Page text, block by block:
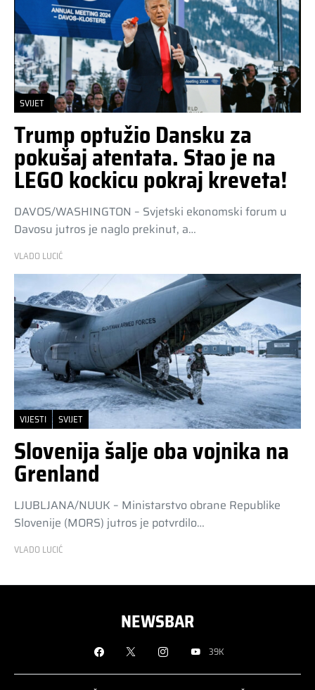
SVIJET
Trump optužio Dansku za
pokušaj atentata. Stao je na
LEGO kockicu pokraj kreveta!
DAVOS/WASHINGTON – Svjetski ekonomski forum u
Davosu jutros je naglo prekinut, a…
VLADO LUCIĆ
VIJESTI SVIJET
Slovenija šalje oba vojnika na
Grenland
LJUBLJANA/NUUK – Ministarstvo obrane Republike
Slovenije (MORS) jutros je potvrdilo…
VLADO LUCIĆ
NEWSBAR
39K